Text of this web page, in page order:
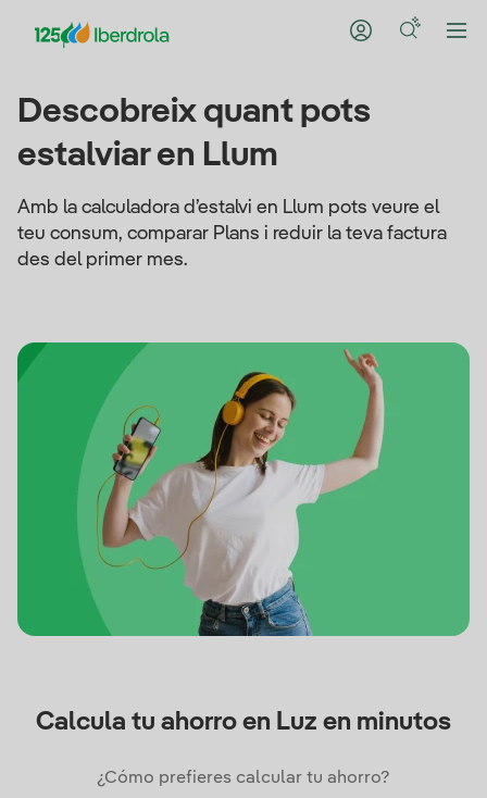
Descobreix quant pots
estalviar en Llum
Amb la calculadora d’estalvi en Llum pots veure el
teu consum, comparar Plans i reduir la teva factura
des del primer mes.
Calcula tu ahorro en Luz en minutos
¿Cómo prefieres calcular tu ahorro?